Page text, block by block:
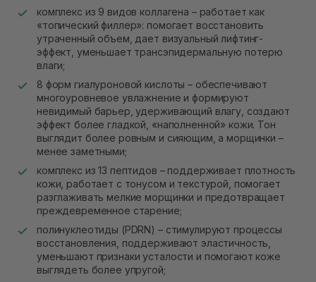
комплекс из 9 видов коллагена – работает как
«топический филлер»: помогает восстановить
утраченный объем, дает визуальный лифтинг-
эффект, уменьшает трансэпидермальную потерю
влаги;
8 форм гиалуроновой кислоты – обеспечивают
многоуровневое увлажнение и формируют
невидимый барьер, удерживающий влагу, создают
эффект более гладкой, «наполненной» кожи. Тон
выглядит более ровным и сияющим, а морщинки –
менее заметными;
комплекс из 13 пептидов – поддерживает плотность
кожи, работает с тонусом и текстурой, помогает
разглаживать мелкие морщинки и предотвращает
преждевременное старение;
полинуклеотиды (PDRN) – стимулируют процессы
восстановления, поддерживают эластичность,
уменьшают признаки усталости и помогают коже
выглядеть более упругой;